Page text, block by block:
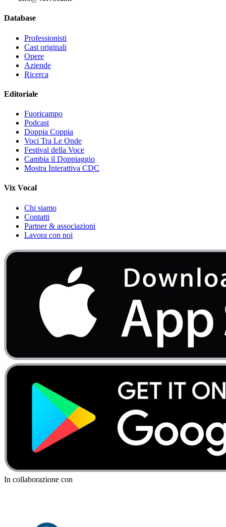
Database
Professionisti
Cast originali
Opere
Aziende
Ricerca
Editoriale
Fuoricampo
Podcast
Doppia Coppia
Voci Tra Le Onde
Festival della Voce
Cambia il Doppiaggio
Mostra Interattiva CDC
Vix Vocal
Chi siamo
Contatti
Partner & associazioni
Lavora con noi
In collaborazione con